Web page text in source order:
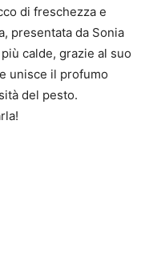
di freschezza e
presentata da Sonia
calde, grazie al suo
unisce il profumo
del pesto.